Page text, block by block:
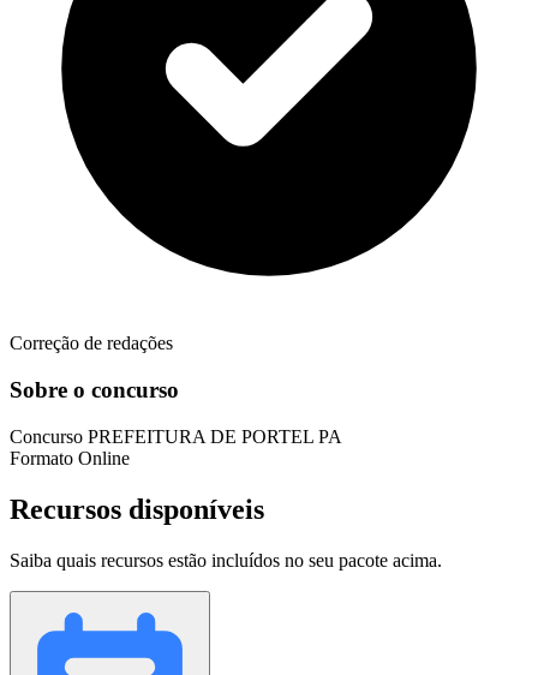
Correção de redações
Sobre o concurso
Concurso PREFEITURA DE PORTEL PA
Formato Online
Recursos disponíveis
Saiba quais recursos estão incluídos no seu pacote acima.